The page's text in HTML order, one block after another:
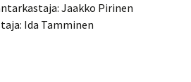
Jaakko Pirinen
Ida Tamminen